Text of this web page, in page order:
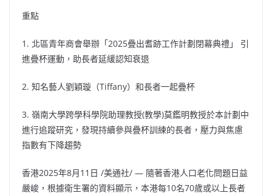
重點
1. 北區青年商會舉辦「2025疊出耆跡工作計劃閉幕典禮」 引
進疊杯運動，助長者延緩認知衰退
2. 知名藝人劉穎璇（Tiffany）和長者一起疊杯
3. 嶺南大學跨學科學院助理教授(教學)莫鑑明教授於本計劃中
進行追蹤研究，發現持續參與疊杯訓練的長者，壓力與焦慮
指數有下降趨勢
香港2025年8月11日 /美通社/ — 隨著香港人口老化問題日益
嚴峻，根據衛生署的資料顯示，本港每10名70歲或以上長者